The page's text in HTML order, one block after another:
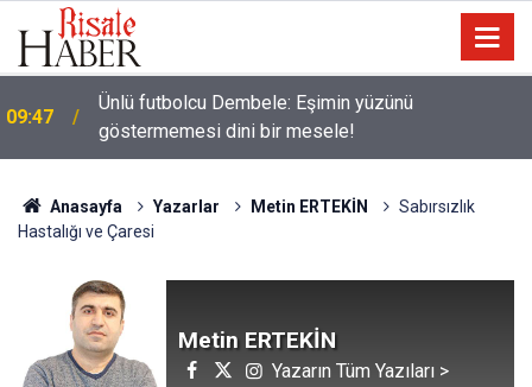
09:47
Ünlü futbolcu Dembele: Eşimin yüzünü
göstermemesi dini bir mesele!
Anasayfa Yazarlar Metin ERTEKİN
Sabırsızlık
Hastalığı ve Çaresi
Metin ERTEKİN
Yazarın Tüm Yazıları >